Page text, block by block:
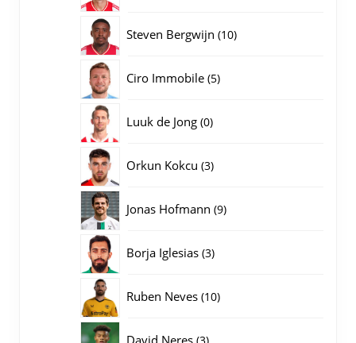
Steven Bergwijn 1010
Ciro Immobile 55
Luuk de Jong 00
Orkun Kokcu 33
Jonas Hofmann 99
Borja Iglesias 33
Ruben Neves 1010
3